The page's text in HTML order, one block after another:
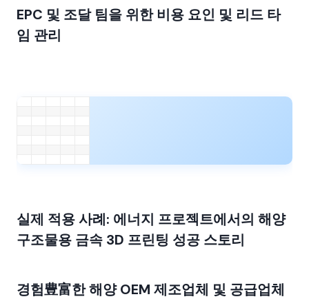
EPC 및 조달 팀을 위한 비용 요인 및 리드 타
임 관리
실제 적용 사례: 에너지 프로젝트에서의 해양
구조물용 금속 3D 프린팅 성공 스토리
경험豊富한 해양 OEM 제조업체 및 공급업체